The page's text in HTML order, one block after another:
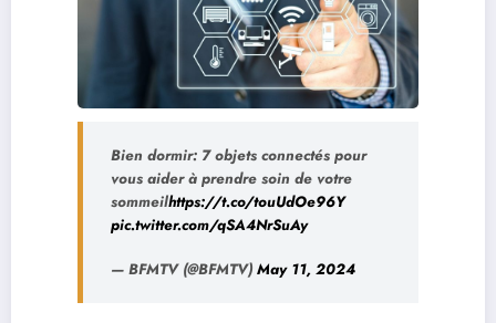
Bien dormir: 7 objets connectés pour
vous aider à prendre soin de votre
sommeilhttps://t.co/touUdOe96Y
pic.twitter.com/qSA4NrSuAy
— BFMTV (@BFMTV) May 11, 2024